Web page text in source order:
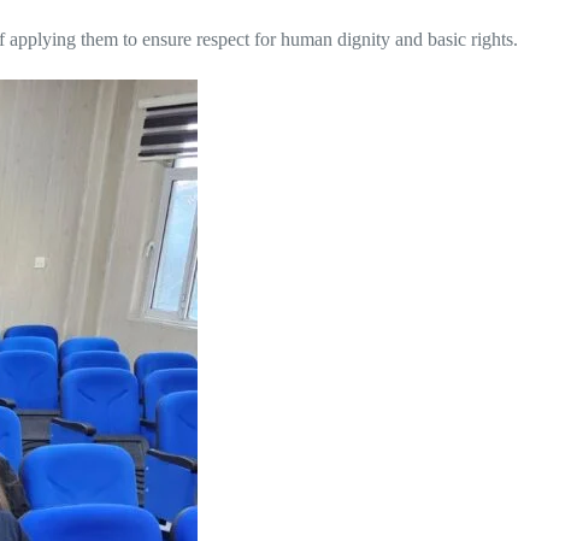
applying them to ensure respect for human dignity and basic rights.